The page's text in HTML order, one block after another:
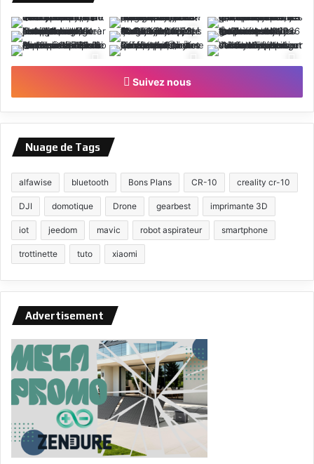
Suivez nous
Nuage de Tags
alfawise bluetooth Bons Plans CR-10 creality cr-10
DJI domotique Drone gearbest imprimante 3D
iot jeedom mavic robot aspirateur smartphone
trottinette tuto xiaomi
Advertisement